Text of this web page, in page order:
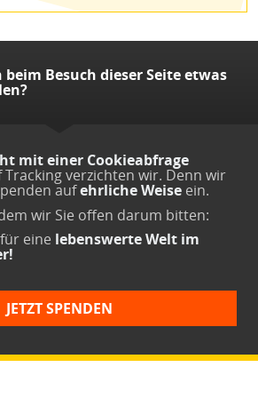
beim Besuch dieser Seite etwas
mit einer Cookieabfrage
Tracking verzichten wir. Denn wir
aufehrliche Weise ein.
wir Sie offen darum bitten:
für eine lebenswerte Welt im
JETZT SPENDEN